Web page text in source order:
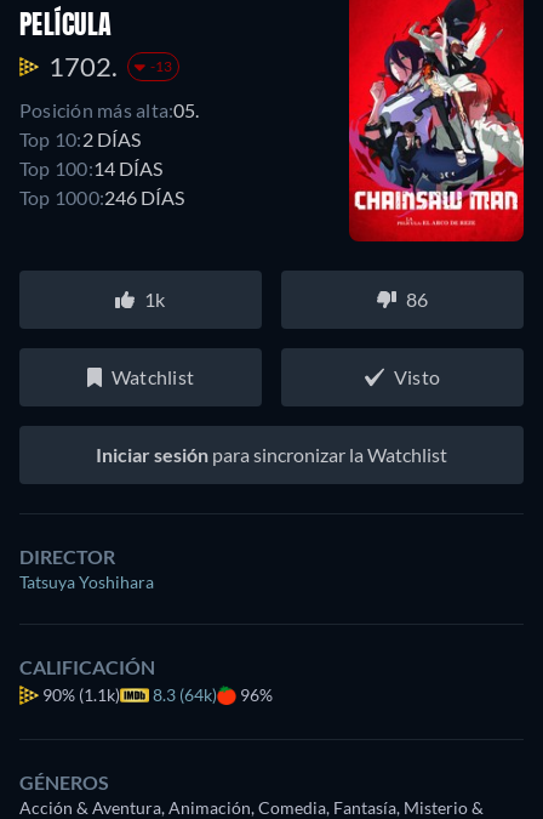
PELÍCULA
1702. -13
Posición más alta:05.
Top 10:2 DÍAS
Top 100:14 DÍAS
Top 1000:246 DÍAS
1k 86
Watchlist Visto
Iniciar sesión para sincronizar la Watchlist
DIRECTOR
Tatsuya Yoshihara
CALIFICACIÓN
90% (1.1k) 8.3 (64k) 96%
GÉNEROS
Acción & Aventura, Animación, Comedia, Fantasía, Misterio &